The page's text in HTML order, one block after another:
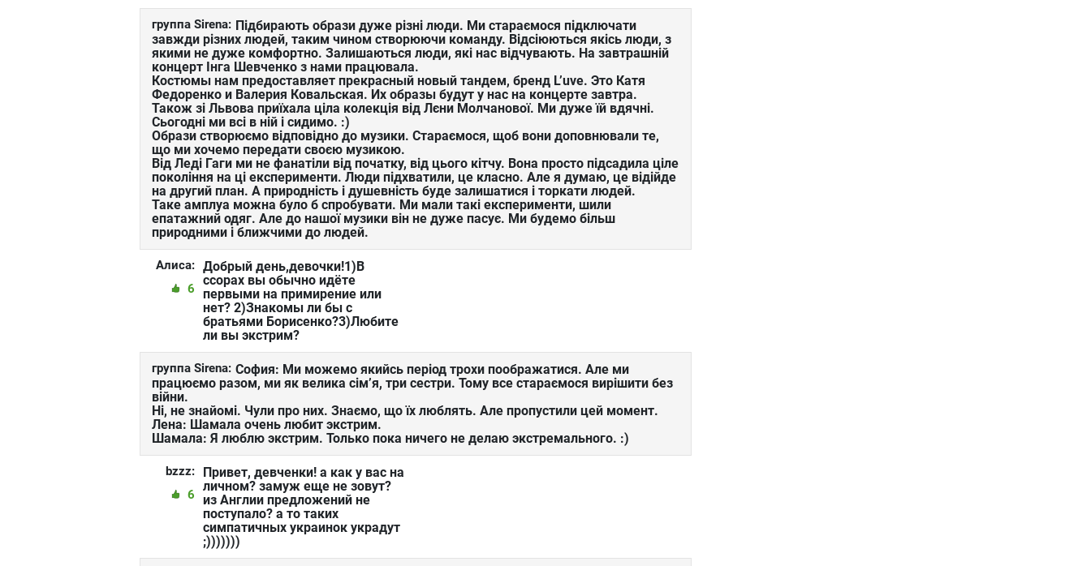
группа Sirena: Підбирають образи дуже різні люди. Ми стараємося підключати
завжди різних людей, таким чином створюючи команду. Відсіюються якісь люди, з
якими не дуже комфортно. Залишаються люди, які нас відчувають. На завтрашній
концерт Інга Шевченко з нами працювала.
Костюмы нам предоставляет прекрасный новый тандем, бренд L’uve. Это Катя
Федоренко и Валерия Ковальская. Их образы будут у нас на концерте завтра.
Також зі Львова приїхала ціла колекція від Лєни Молчанової. Ми дуже їй вдячні.
Сьогодні ми всі в ній і сидимо. :)
Образи створюємо відповідно до музики. Стараємося, щоб вони доповнювали те,
що ми хочемо передати своєю музикою.
Від Леді Гаги ми не фанатіли від початку, від цього кітчу. Вона просто підсадила ціле
покоління на ці експерименти. Люди підхватили, це класно. Але я думаю, це відійде
на другий план. А природність і душевність буде залишатися і торкати людей.
Таке амплуа можна було б спробувати. Ми мали такі експерименти, шили
епатажний одяг. Але до нашої музики він не дуже пасує. Ми будемо більш
природними і ближчими до людей.
Алиса:
6
Добрый день,девочки!1)В
ссорах вы обычно идёте
первыми на примирение или
нет? 2)Знакомы ли бы с
братьями Борисенко?3)Любите
ли вы экстрим?
группа Sirena: София: Ми можемо якийсь період трохи поображатися. Але ми
працюємо разом, ми як велика сім’я, три сестри. Тому все стараємося вирішити без
війни.
Ні, не знайомі. Чули про них. Знаємо, що їх люблять. Але пропустили цей момент.
Лена: Шамала очень любит экстрим.
Шамала: Я люблю экстрим. Только пока ничего не делаю экстремального. :)
bzzz:
6
Привет, девченки! а как у вас на
личном? замуж еще не зовут?
из Англии предложений не
поступало? а то таких
симпатичных украинок украдут
;)))))))